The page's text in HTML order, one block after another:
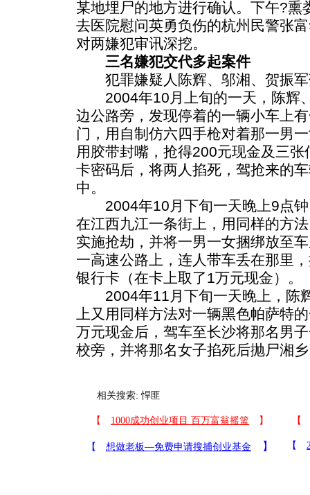
某地埋尸的地方进行确认。下午?熏
去医院慰问英勇负伤的杭州民警张
对两嫌犯审讯深挖。
三名嫌犯交代多起案件
犯罪嫌疑人陈辉、邬湘、贺振军
2004年10月上旬的一天，陈辉
边公路旁，发现停着的一辆小车上
门，用自制仿六四手枪对着那一男
用胶带封嘴，抢得200元现金及三
卡密码后，将两人掐死，驾抢来的
中。
2004年10月下旬一天晚上9点钟
在江西九江一条街上，用同样的方
实施抢劫，并将一男一女捆绑放至
一高速公路上，连人带车丢在那里
银行卡（在卡上取了1万元现金）。
2004年11月下旬一天晚上，陈
上又用同样方法对一辆黑色帕萨特
万元现金后，驾车至长沙将那名男
校旁，并将那名女子掐死后抛尸湘
相关搜索: 悍匪